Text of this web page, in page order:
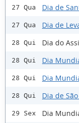
27 Qua Dia de
27 Qua Dia de
28 Qui Dia do
28 Qui Dia
28 Qui Dia
28 Qui Dia de
29 Sex Dia